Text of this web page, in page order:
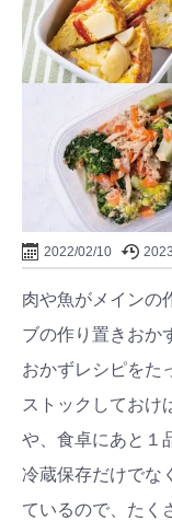
2022/02/10
肉や魚がメインの
ブの作り置きおか
おかずレシピをた
ストックしておけ
や、食卓にあと１
冷蔵保存だけでな
ているので、たく